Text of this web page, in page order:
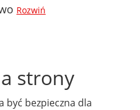
Rozwiń
strony
bezpieczna dla